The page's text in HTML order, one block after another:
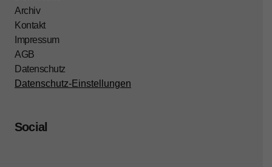
Archiv
Kontakt
Impressum
AGB
Datenschutz
Datenschutz-Einstellungen
Social